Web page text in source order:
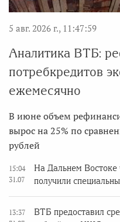
5 авг. 2026 г., 11:47:59
Аналитика ВТБ:
потребкредитов
ежемесячно
В июне объем
вырос на 25% по
рублей
15:04
31.07
На Дальнем Востоке
получили
13:37
ВТБ предоставил